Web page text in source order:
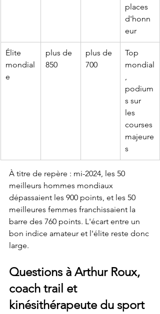
places
d'honn
eur
Élite
mondial
e
plus de
850
plus de
700
Top
mondial
,
podium
s sur
les
courses
majeure
s
À titre de repère : mi-2024, les 50
meilleurs hommes mondiaux
dépassaient les 900 points, et les 50
meilleures femmes franchissaient la
barre des 760 points. L'écart entre un
bon indice amateur et l'élite reste donc
large.
Questions à Arthur Roux,
coach trail et
kinésithérapeute du sport